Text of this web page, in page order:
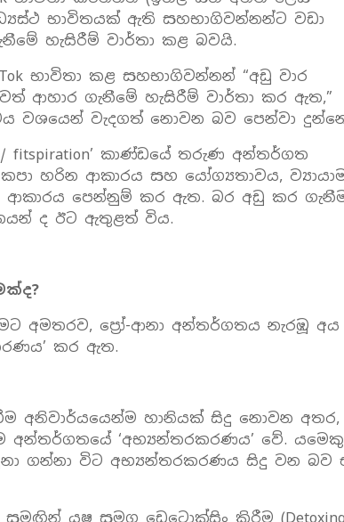
භාවිතයක් ඇති සහභාගිවන්නන්ට වඩා
හැසිරීම් වාර්තා කළ බවයි.
භාවිතා කළ සහභාගිවන්නන් “අඩු වාර
ආහාර ගැනීමේ හැසිරීම් වාර්තා කර ඇත,”
වශයෙන් වැදගත් නොවන බව පෙන්වා
/ fitspiration’ කාණ්ඩයේ තරුණ අන්තර්ගත
හරින ආකාරය සහ යෝග්‍යතාවය,
පෙන්නුම් කර ඇත. බර අඩු කර
ද ඊට ඇතුළත් විය.
?
අමතරව, ප්‍රෝ-ආනා අන්තර්ගතය නැරඹූ අය
කර ඇත.
අනිවාර්යයෙන්ම හානියක් සිදු නොවන අතර,
‘අභ්‍යන්තරකරණය’ වේ. යමෙකු
ගන්නා විට අභ්‍යන්තරකරණය සිදු වන බව
සමඟින් යුෂ සමග ඩෙටොක්සිං කිරීම